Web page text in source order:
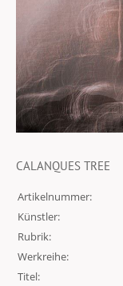
CALANQUES TREE
Artikelnummer:
Künstler:
Rubrik:
Werkreihe:
Titel: